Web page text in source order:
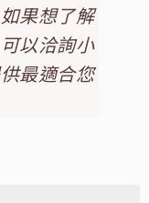
果想了解
以洽詢小
最適合您